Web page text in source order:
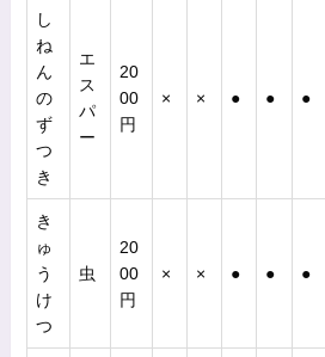
し
ね
ん
の
ず
つ
き
エ
ス
パ
ー
20
00
円
× × ● ● ●
き
ゅ
う
け
つ
虫
20
00
円
× × ● ● ●